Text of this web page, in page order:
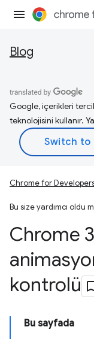
Blog
Google, içerikleri
teknolojisini kullanır.
Chrome for
Bu size yardımcı oldu
Chrome
kontrolü
Bu sayfada